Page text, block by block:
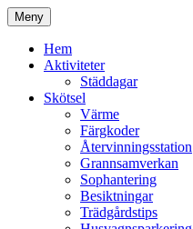
Hoppa
till
innehåll
Kyrkmossen
Meny
Hem
Aktiviteter
Städdagar
Skötsel
Värme
Färgkoder
Återvinningsstation
Grannsamverkan
Sophantering
Besiktningar
Trädgårdstips